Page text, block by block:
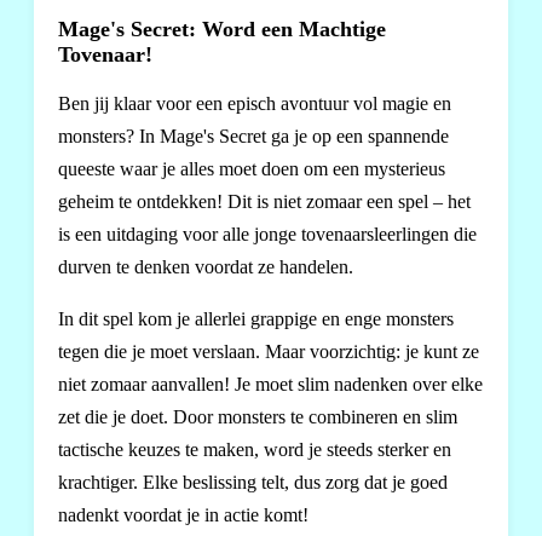
Mage's Secret: Word een Machtige
Tovenaar!
Ben jij klaar voor een episch avontuur vol magie en
monsters? In Mage's Secret ga je op een spannende
queeste waar je alles moet doen om een mysterieus
geheim te ontdekken! Dit is niet zomaar een spel – het
is een uitdaging voor alle jonge tovenaarsleerlingen die
durven te denken voordat ze handelen.
In dit spel kom je allerlei grappige en enge monsters
tegen die je moet verslaan. Maar voorzichtig: je kunt ze
niet zomaar aanvallen! Je moet slim nadenken over elke
zet die je doet. Door monsters te combineren en slim
tactische keuzes te maken, word je steeds sterker en
krachtiger. Elke beslissing telt, dus zorg dat je goed
nadenkt voordat je in actie komt!